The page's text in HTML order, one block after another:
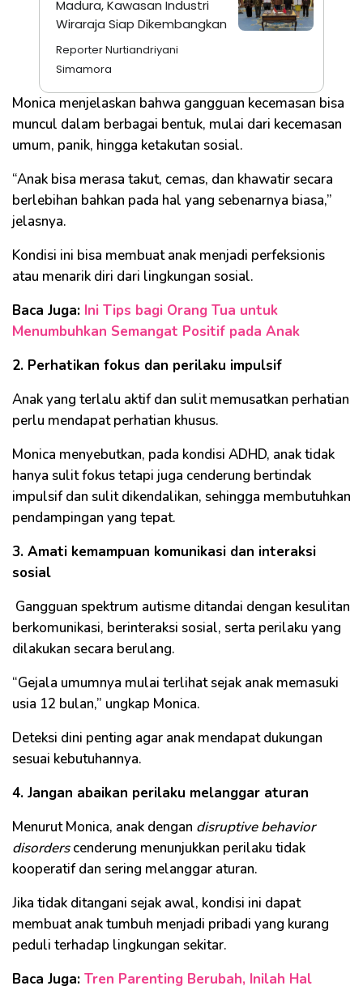
Madura, Kawasan Industri
Wiraraja Siap Dikembangkan
Reporter Nurtiandriyani
Simamora
Monica menjelaskan bahwa gangguan kecemasan bisa
muncul dalam berbagai bentuk, mulai dari kecemasan
umum, panik, hingga ketakutan sosial.
“Anak bisa merasa takut, cemas, dan khawatir secara
berlebihan bahkan pada hal yang sebenarnya biasa,”
jelasnya.
Kondisi ini bisa membuat anak menjadi perfeksionis
atau menarik diri dari lingkungan sosial.
Baca Juga: Ini Tips bagi Orang Tua untuk
Menumbuhkan Semangat Positif pada Anak
2. Perhatikan fokus dan perilaku impulsif
Anak yang terlalu aktif dan sulit memusatkan perhatian
perlu mendapat perhatian khusus.
Monica menyebutkan, pada kondisi ADHD, anak tidak
hanya sulit fokus tetapi juga cenderung bertindak
impulsif dan sulit dikendalikan, sehingga membutuhkan
pendampingan yang tepat.
3. Amati kemampuan komunikasi dan interaksi
sosial
Gangguan spektrum autisme ditandai dengan kesulitan
berkomunikasi, berinteraksi sosial, serta perilaku yang
dilakukan secara berulang.
“Gejala umumnya mulai terlihat sejak anak memasuki
usia 12 bulan,” ungkap Monica.
Deteksi dini penting agar anak mendapat dukungan
sesuai kebutuhannya.
4. Jangan abaikan perilaku melanggar aturan
Menurut Monica, anak dengan disruptive behavior
disorderscenderung menunjukkan perilaku tidak
kooperatif dan sering melanggar aturan.
Jika tidak ditangani sejak awal, kondisi ini dapat
membuat anak tumbuh menjadi pribadi yang kurang
peduli terhadap lingkungan sekitar.
Baca Juga: Tren Parenting Berubah, Inilah Hal